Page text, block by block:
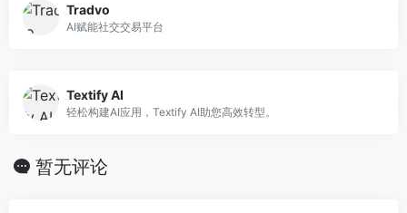
Tradvo
AI赋能社交交易平台
Textify AI
轻松构建AI应用，Textify AI助您高效转型。
暂无评论